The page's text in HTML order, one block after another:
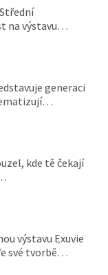
na výstavu…
generaci
kde tě čekají
výstavu Exuvie
své tvorbě…